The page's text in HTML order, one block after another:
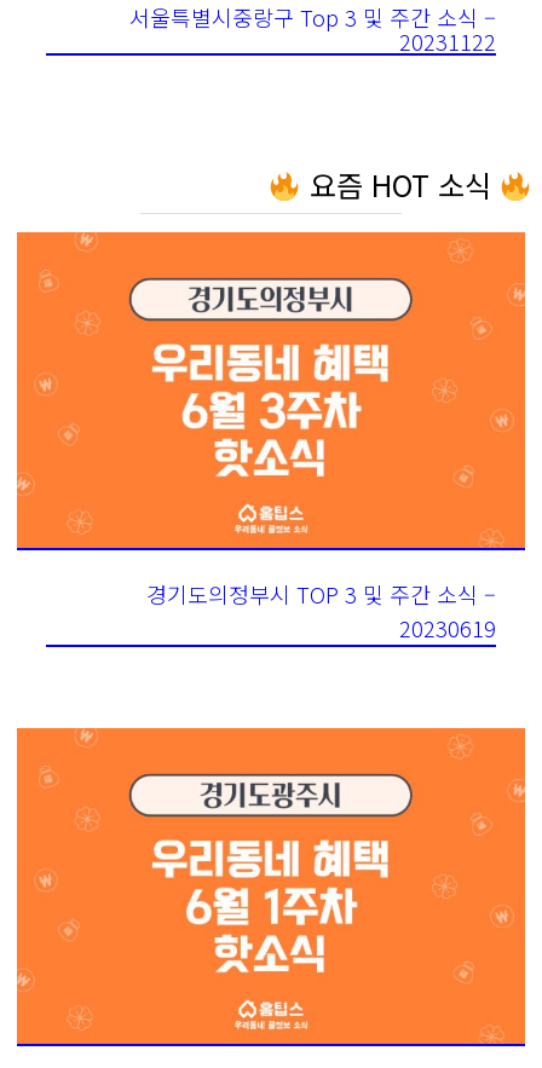
서울특별시중랑구 Top 3 및 주간 소식 –
20231122
요즘 HOT 소식
경기도의정부시 TOP 3 및 주간 소식 –
20230619